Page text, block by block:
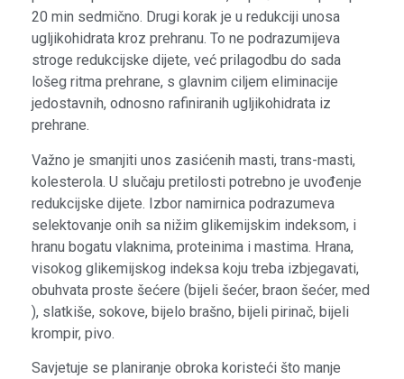
20 min sedmično. Drugi korak je u redukciji unosa
ugljikohidrata kroz prehranu. To ne podrazumijeva
stroge redukcijske dijete, već prilagodbu do sada
lošeg ritma prehrane, s glavnim ciljem eliminacije
jedostavnih, odnosno rafiniranih ugljikohidrata iz
prehrane.
Važno je smanjiti unos zasićenih masti, trans-masti,
kolesterola. U slučaju pretilosti potrebno je uvođenje
redukcijske dijete. Izbor namirnica podrazumeva
selektovanje onih sa nižim glikemijskim indeksom, i
hranu bogatu vlaknima, proteinima i mastima. Hrana,
visokog glikemijskog indeksa koju treba izbjegavati,
obuhvata proste šećere (bijeli šećer, braon šećer, med
), slatkiše, sokove, bijelo brašno, bijeli pirinač, bijeli
krompir, pivo.
Savjetuje se planiranje obroka koristeći što manje